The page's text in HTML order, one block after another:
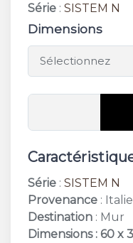
Série : SISTEM N
Dimensions
Série : SISTEM N
Provenance : Italie
Destination : Mur
Dimensions : 60 x